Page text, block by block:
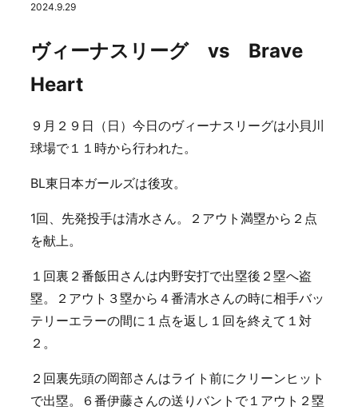
2024.9.29
ヴィーナスリーグ vs Brave
Heart
９月２９日（日）今日のヴィーナスリーグは小貝川
球場で１１時から行われた。
BL東日本ガールズは後攻。
1回、先発投手は清水さん。２アウト満塁から２点
を献上。
１回裏２番飯田さんは内野安打で出塁後２塁へ盗
塁。２アウト３塁から４番清水さんの時に相手バッ
テリーエラーの間に１点を返し１回を終えて１対
２。
２回裏先頭の岡部さんはライト前にクリーンヒット
で出塁。６番伊藤さんの送りバントで１アウト２塁